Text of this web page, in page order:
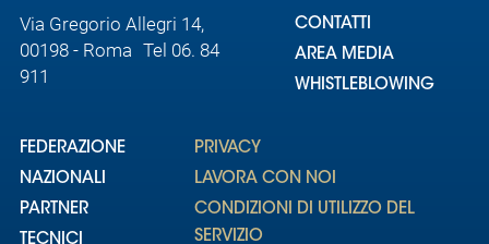
Social media
Via Gregorio Allegri 14,
00198 - Roma Tel 06. 84
911
CONTATTI
AREA MEDIA
WHISTLEBLOWING
FEDERAZIONE
NAZIONALI
PARTNER
TECNICI
PRIVACY
LAVORA CON NOI
CONDIZIONI DI UTILIZZO DEL
SERVIZIO